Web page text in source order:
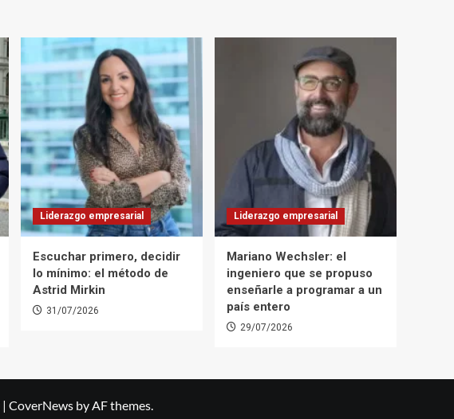
Liderazgo empresarial
Escuchar primero, decidir
lo mínimo: el método de
Astrid Mirkin
31/07/2026
Liderazgo empresarial
Mariano Wechsler: el
ingeniero que se propuso
enseñarle a programar a un
país entero
29/07/2026
| CoverNews by AF themes.